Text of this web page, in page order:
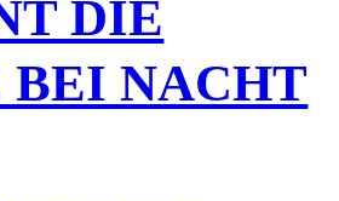
DIE
BEI NACHT